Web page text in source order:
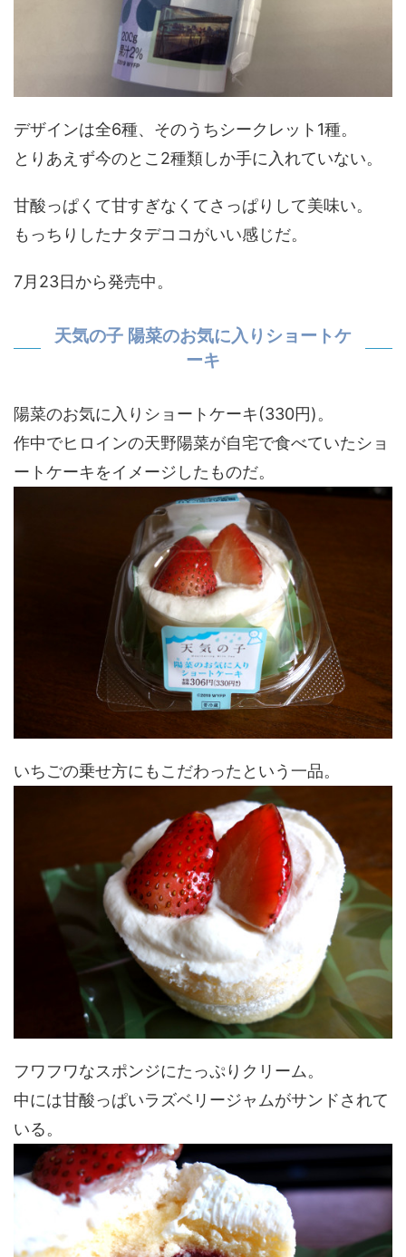
デザインは全6種、そのうちシークレット1種。
とりあえず今のとこ2種類しか手に入れていない。
甘酸っぱくて甘すぎなくてさっぱりして美味い。
もっちりしたナタデココがいい感じだ。
7月23日から発売中。
天気の子 陽菜のお気に入りショートケ
ーキ
陽菜のお気に入りショートケーキ(330円)。
作中でヒロインの天野陽菜が自宅で食べていたショ
ートケーキをイメージしたものだ。
いちごの乗せ方にもこだわったという一品。
フワフワなスポンジにたっぷりクリーム。
中には甘酸っぱいラズベリージャムがサンドされて
いる。